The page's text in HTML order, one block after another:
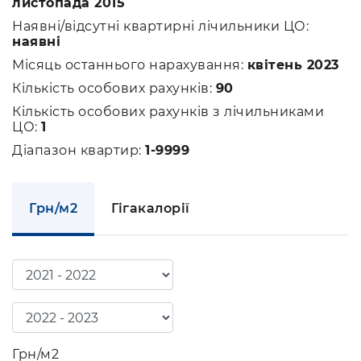
Наявні/відсутні квартирні лічильники ЦО:
наявні
Місяць останнього нарахування: квітень 2023
Кількість особових рахунків: 90
Кількість особових рахунків з лічильниками
ЦО: 1
Діапазон квартир: 1-9999
Грн/м2 Гігакалорії
Грн/м2